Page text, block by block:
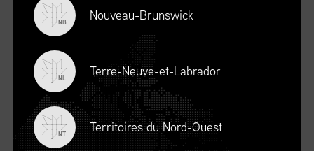
RÉSEAUTAGE
Soyez en contact avec une communauté de leaders en
NB Nouveau-Brunswick
NL Terre-Neuve-et-Labrador
NT Territoires du Nord-Ouest